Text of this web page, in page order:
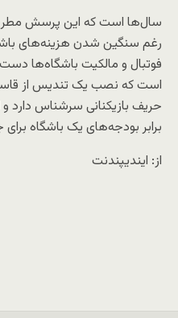
سال‌ها است که این پرسش
رغم سنگین شدن هزینه‌های
فوتبال و مالکیت باشگاه‌ها دست
است که نصب یک تندیس از
حریف بازیکنانی سرشناس دارد
برابر بودجه‌های یک باشگاه
از: ایندیپندنت